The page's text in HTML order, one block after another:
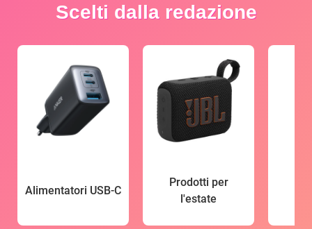
Scelti dalla redazione
Alimentatori USB-C
Prodotti per
l'estate